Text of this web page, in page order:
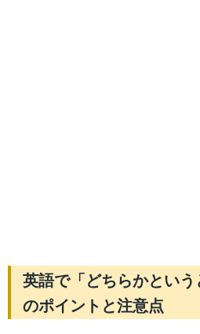
英語で「どちらかとい
のポイントと注意点